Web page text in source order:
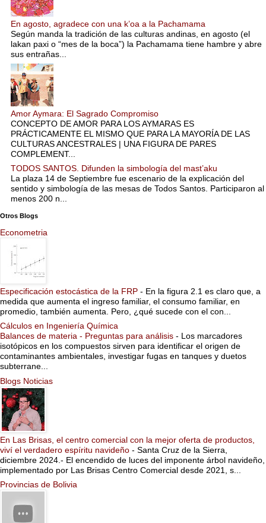
En agosto, agradece con una k’oa a la Pachamama
Según manda la tradición de las culturas andinas, en agosto (el
lakan paxi o “mes de la boca”) la Pachamama tiene hambre y abre
sus entrañas...
Amor Aymara: El Sagrado Compromiso
CONCEPTO DE AMOR PARA LOS AYMARAS ES
PRÁCTICAMENTE EL MISMO QUE PARA LA MAYORÍA DE LAS
CULTURAS ANCESTRALES | UNA FIGURA DE PARES
COMPLEMENT...
TODOS SANTOS. Difunden la simbología del mast’aku
La plaza 14 de Septiembre fue escenario de la explicación del
sentido y simbología de las mesas de Todos Santos. Participaron al
menos 200 n...
Otros Blogs
Econometria
Especificación estocástica de la FRP - En la figura 2.1 es claro que, a
medida que aumenta el ingreso familiar, el consumo familiar, en
promedio, también aumenta. Pero, ¿qué sucede con el con...
Cálculos en Ingeniería Química
Balances de materia - Preguntas para análisis - Los marcadores
isotópicos en los compuestos sirven para identificar el origen de
contaminantes ambientales, investigar fugas en tanques y duetos
subterrane...
Blogs Noticias
En Las Brisas, el centro comercial con la mejor oferta de productos,
viví el verdadero espíritu navideño - Santa Cruz de la Sierra,
diciembre 2024.- El encendido de luces del imponente árbol navideño,
implementado por Las Brisas Centro Comercial desde 2021, s...
Provincias de Bolivia